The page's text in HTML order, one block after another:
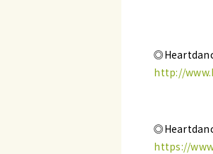
http://
https://